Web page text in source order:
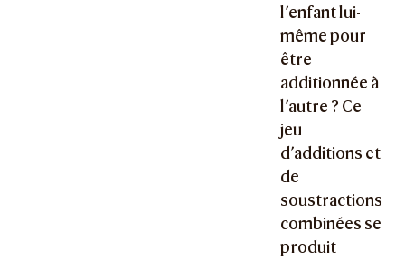
l’enfant lui-
même pour
être
additionnée à
l’autre ? Ce
jeu
d’additions et
de
soustractions
combinées se
produit